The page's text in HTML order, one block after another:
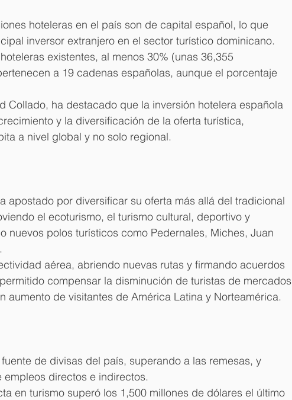
hoteleras en el país son de capital español, lo que
inversor extranjero en el sector turístico dominicano.
existentes, al menos 30% (unas 36,355
a 19 cadenas españolas, aunque el porcentaje
Collado, ha destacado que la inversión hotelera española
y la diversificación de la oferta turística,
a nivel global y no solo regional.
apostado por diversificar su oferta más allá del tradicional
el ecoturismo, el turismo cultural, deportivo y
nuevos polos turísticos como Pedernales, Miches, Juan
aérea, abriendo nuevas rutas y firmando acuerdos
compensar la disminución de turistas de mercados
aumento de visitantes de América Latina y Norteamérica.
de divisas del país, superando a las remesas, y
directos e indirectos.
en turismo superó los 1,500 millones de dólares el último